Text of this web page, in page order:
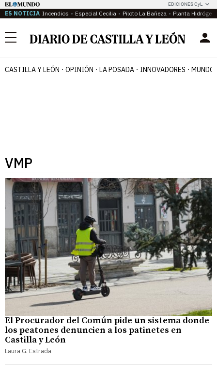
EDICIONES CyL
ES NOTICIA Incendios Especial Cecilia Piloto La Bañeza Planta
Menú
CASTILLA Y LEÓN OPINIÓN LA POSADA INNOVADORES MUNDO
VMP
El Procurador del Común pide un sistema donde
los peatones denuncien a los patinetes en
Castilla y León
Laura G. Estrada